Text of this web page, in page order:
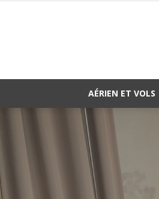
AÉRIEN ET VOLS